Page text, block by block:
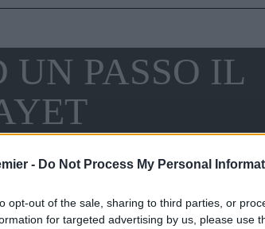
- Do Not Process My Personal
opt-out of the sale, sharing to third parties, or
for targeted advertising by us, please use
PASSO IL